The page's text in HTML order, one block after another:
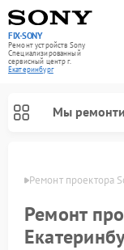
FIX-SONY
Ремонт устройств Sony
Специализированный
cервисный центр г.
Екатеринбург
Мы
Ремонт проектора
Ремонт